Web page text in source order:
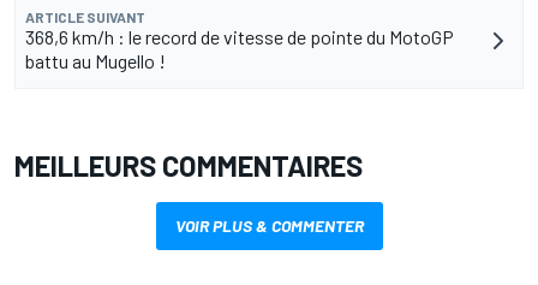
ARTICLE SUIVANT
368,6 km/h : le record de vitesse de pointe du MotoGP
battu au Mugello !
MEILLEURS COMMENTAIRES
VOIR PLUS & COMMENTER